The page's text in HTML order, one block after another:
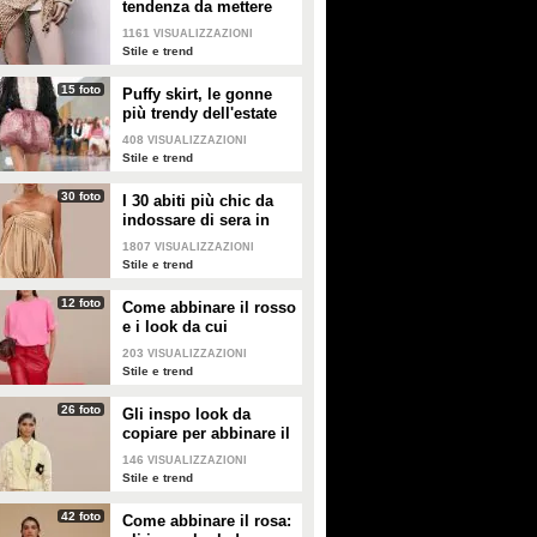
tendenza da mettere
nella valigia dell'estate
2026
1161 VISUALIZZAZIONI
Stile e trend
15 foto
Puffy skirt, le gonne
più trendy dell'estate
2026 sono quelle a
palloncino
408 VISUALIZZAZIONI
Stile e trend
30 foto
I 30 abiti più chic da
indossare di sera in
estate
1807 VISUALIZZAZIONI
Stile e trend
12 foto
Come abbinare il rosso
e i look da cui
prendere ispirazione
203 VISUALIZZAZIONI
Stile e trend
26 foto
Gli inspo look da
copiare per abbinare il
giallo
146 VISUALIZZAZIONI
Stile e trend
42 foto
Come abbinare il rosa: